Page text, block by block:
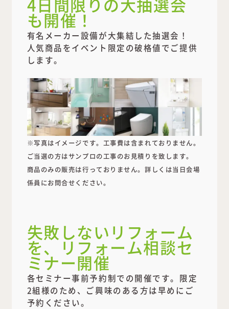
も開催！
有名メーカー設備が大集結した抽選会！
人気商品をイベント限定の破格値でご提供
します。
※写真はイメージです。工事費は含まれておりません。
ご当選の方はサンプロの工事のお見積りを致します。
商品のみの販売は行っておりません。詳しくは当日会場
係員にお問合せください。
失敗しないリフォーム
を、リフォーム相談セ
ミナー開催
各セミナー事前予約制での開催です。限定
2組様のため、ご興味のある方は早めにご
予約ください。